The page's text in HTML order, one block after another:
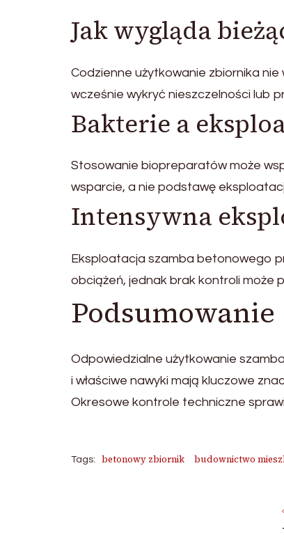
Jak wygląda
Codzienne użytkowanie zbiornika
wcześnie wykryć nieszczelności lub
Bakterie a
Stosowanie biopreparatów może
wsparcie, a nie podstawę
Intensywna
Eksploatacja szamba betonowego
obciążeń, jednak brak kontroli może
Podsumowanie
Odpowiedzialne użytkowanie
i właściwe nawyki mają kluczowe
Okresowe kontrole techniczne
Tags: betonowy zbiornik budownictwo